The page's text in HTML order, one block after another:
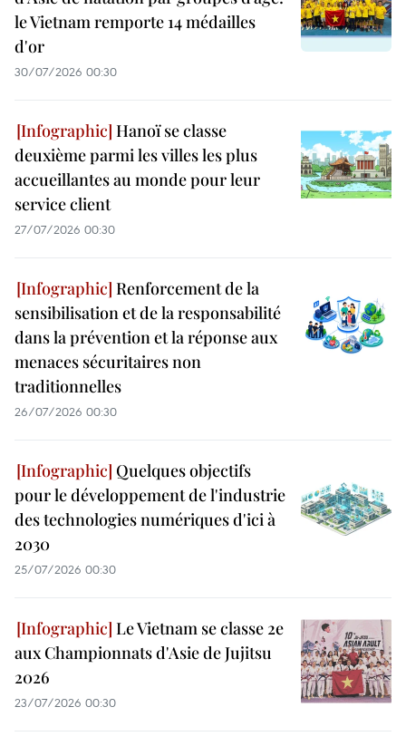
le Vietnam remporte 14 médailles
d'or
30/07/2026 00:30
Hanoï se classe
deuxième parmi les villes les plus
accueillantes au monde pour leur
service client
27/07/2026 00:30
Renforcement de la
sensibilisation et de la responsabilité
dans la prévention et la réponse aux
menaces sécuritaires non
traditionnelles
26/07/2026 00:30
Quelques objectifs
pour le développement de l'industrie
des technologies numériques d'ici à
2030
25/07/2026 00:30
Le Vietnam se classe 2e
aux Championnats d'Asie de Jujitsu
2026
23/07/2026 00:30